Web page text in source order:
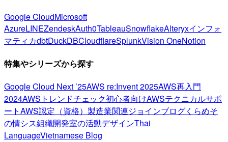
Google CloudMicrosoft
AzureLINEZendeskAuth0TableauSnowflakeAlteryxインフォ
マティカdbtDuckDBCloudflareSplunkVision OneNotion
特集やシリーズから探す
Google Cloud Next ’25AWS re:Invent 2025AWS再入門
2024AWSトレンドチェック初心者向けAWSテクニカルサポ
ートAWS認定（資格） 製造業関連ジョインブログくらめそ
の情シス組織開発室の活動デザインThai
LanguageVietnamese Blog